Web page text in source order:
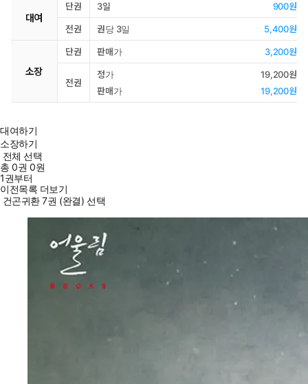
대여
단권 3일 900원
전권 권당 3일 5,400원
소장
단권 판매가 3,200원
전권
정가
19,200원
판매가
19,200원
대여하기
소장하기
전체 선택
총0권 0원
1권부터
이전목록 더보기
건곤귀환 7권 (완결) 선택